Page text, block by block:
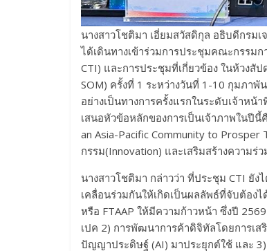
นางสาวโชติมา เอี่ยมสวัสดิกุล อธิบดีกรมเ
ได้เดินทางเข้าร่วมการประชุมคณะกรรม
CTI) และการประชุมที่เกี่ยวข้อง ในห้วงสัป
SOM) ครั้งที่ 1 ระหว่างวันที่ 1-10 กุมภา
อย่างเป็นทางการครั้งแรกในระดับเจ้าห
เสนอหัวข้อหลักของการเป็นเจ้าภาพในปีนี้
an Asia-Pacific Community to
กรรม(Innovation) และเสริมสร้างความร่
นางสาวโชติมา กล่าวว่า ที่ประชุม CTI ยั
เคลื่อนร่วมกันให้เกิดเป็นผลลัพธ์ที่จับต้อง
หรือ FTAAP ให้มีความก้าวหน้า ซึ่งปี
เปค 2) การพัฒนาการค้าดิจิทัลโดยการเส
ปัญญาประดิษฐ์ (AI) มาประยุกต์ใช้ และ